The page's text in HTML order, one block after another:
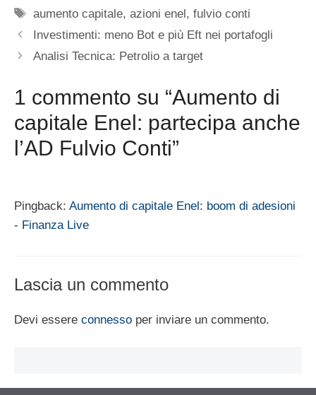
Tag
aumento capitale,azioni enel,fulvio conti
Investimenti: meno Bot e più Eft nei portafogli
Analisi Tecnica: Petrolio a target
1 commento su “Aumento di
capitale Enel: partecipa anche
l’AD Fulvio Conti”
Pingback: Aumento di capitale Enel: boom di adesioni
- Finanza Live
Lascia un commento
Devi essere connesso per inviare un commento.